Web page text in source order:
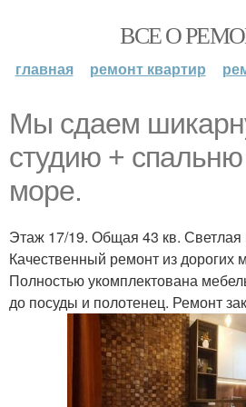
ВСЕ О
главная ремонт квартир
Мы сдаем
студию +
море.
Этаж 17/19. Общая 43 кв. Светлая
Качественный ремонт из дорогих
Полностью укомплектована
до посуды и полотенец. Ремонт